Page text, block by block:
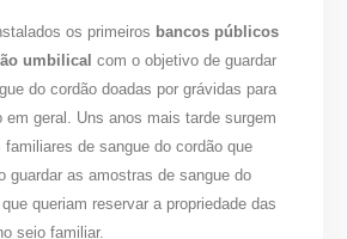
os primeiros bancos públicos
umbilical com o objetivo de guardar
do cordão doadas por grávidas para
em geral. Uns anos mais tarde surgem
de sangue do cordão que
guardar as amostras de sangue do
queriam reservar a propriedade das
seio familiar.